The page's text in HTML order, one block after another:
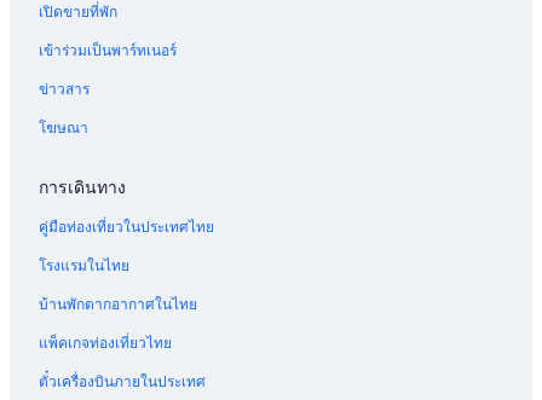
เปิดขายที่พัก
เข้าร่วมเป็นพาร์ทเนอร์
ข่าวสาร
โฆษณา
การเดินทาง
คู่มือท่องเที่ยวในประเทศไทย
โรงแรมในไทย
บ้านพักตากอากาศในไทย
แพ็คเกจท่องเที่ยวไทย
ตั๋วเครื่องบินภายในประเทศ